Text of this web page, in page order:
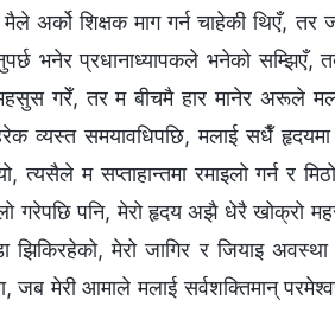
अर्को शिक्षक माग गर्न चाहेकी थिएँ, तर
भनेर प्रधानाध्यापकले भनेको सम्झिएँ,
महसुस गरेँ, तर म बीचमै हार मानेर अरूले
व्यस्त समयावधिपछि, मलाई सधैँ हृदयमा
त्यसैले म सप्ताहान्तमा रमाइलो गर्न र
गरेपछि पनि, मेरो हृदय अझै धेरै खोक्रो
मेरो जागिर र जियाइ
मेरी आमाले मलाई सर्वशक्तिमान्